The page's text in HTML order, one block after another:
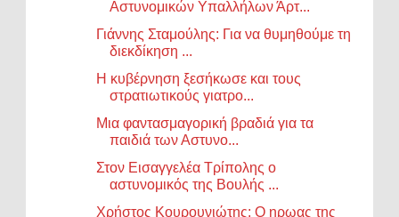
Αστυνομικών Υπαλλήλων Άρτ...
Γιάννης Σταμούλης: Για να θυμηθούμε τη
διεκδίκηση ...
Η κυβέρνηση ξεσήκωσε και τους
στρατιωτικούς γιατρο...
Μια φαντασμαγορική βραδιά για τα
παιδιά των Αστυνο...
Στον Εισαγγελέα Τρίπολης ο
αστυνομικός της Βουλής ...
Χρήστος Κουρουνιώτης: Ο ηρωας της